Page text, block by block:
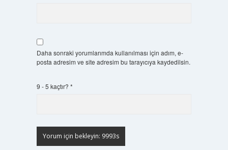
Daha sonraki yorumlarımda kullanılması için adım, e-
posta adresim ve site adresim bu tarayıcıya kaydedilsin.
9 - 5 kaçtır? *